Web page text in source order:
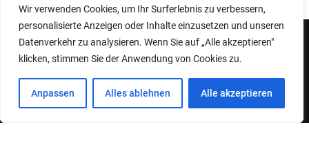
Wir verwenden Cookies, um Ihr Surferlebnis zu verbessern,
personalisierte Anzeigen oder Inhalte einzusetzen und unseren
Datenverkehr zu analysieren. Wenn Sie auf „Alle akzeptieren"
klicken, stimmen Sie der Anwendung von Cookies zu.
Anpassen Alles ablehnen Alle akzeptieren
Designed & Developed by ThemeinWP Team